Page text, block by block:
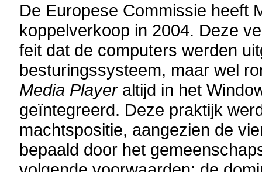
De Europese Commissie heeft
koppelverkoop in 2004. Deze
feit dat de computers werden
besturingssysteem, maar wel
Media Playeraltijd in het
geïntegreerd. Deze praktijk
machtspositie, aangezien de
bepaald door het